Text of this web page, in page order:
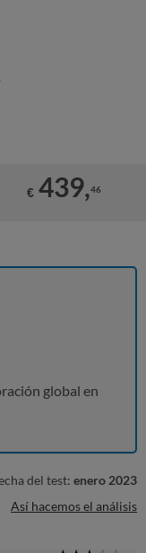
€ 439,46
global en
del test: enero 2023
Así hacemos el análisis